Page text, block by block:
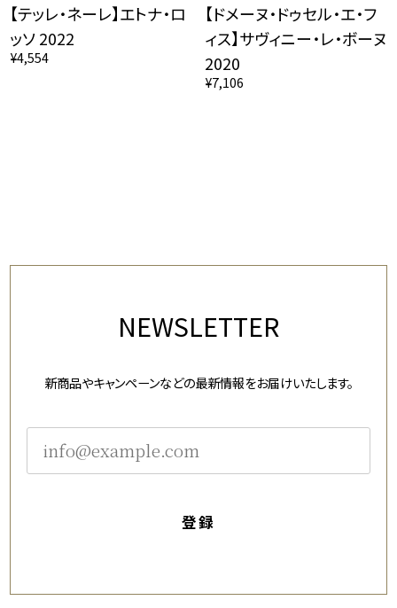
【テッレ・ネーレ】エトナ・ロ
ッソ 2022
¥4,554
【ドメーヌ・ドゥセル・エ・フ
ィス】サヴィニー・レ・ボーヌ
2020
¥7,106
NEWSLETTER
新商品やキャンペーンなどの最新情報をお届けいたします。
登録